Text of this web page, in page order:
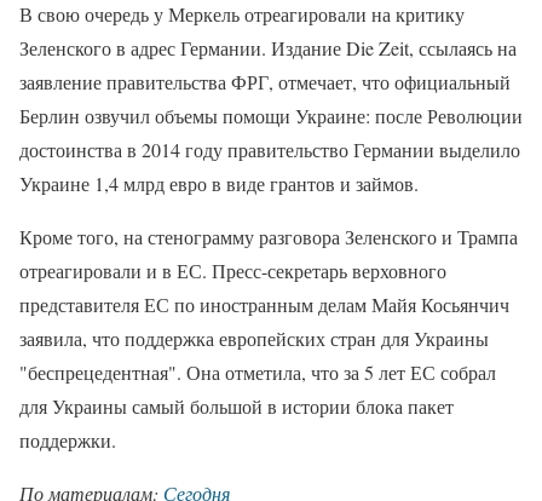
В свою очередь у Меркель отреагировали на критику
Зеленского в адрес Германии. Издание Die Zeit, ссылаясь на
заявление правительства ФРГ, отмечает, что официальный
Берлин озвучил объемы помощи Украине: после Революции
достоинства в 2014 году правительство Германии выделило
Украине 1,4 млрд евро в виде грантов и займов.
Кроме того, на стенограмму разговора Зеленского и Трампа
отреагировали и в ЕС. Пресс-секретарь верховного
представителя ЕС по иностранным делам Майя Косьянчич
заявила, что поддержка европейских стран для Украины
"беспрецедентная". Она отметила, что за 5 лет ЕС собрал
для Украины самый большой в истории блока пакет
поддержки.
По материалам: Сегодня